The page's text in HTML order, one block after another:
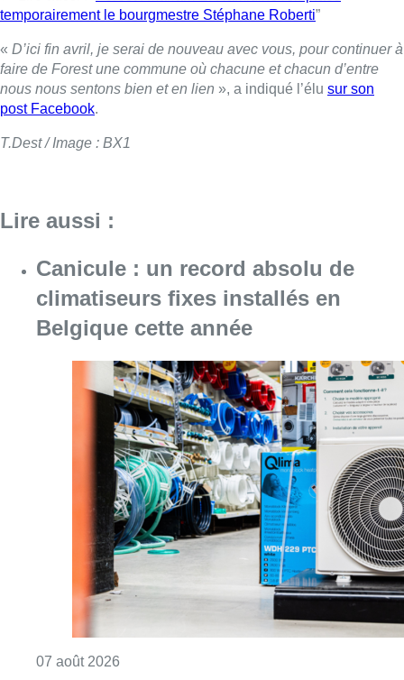
temporairement le bourgmestre Stéphane Roberti”
« D’ici fin avril, je serai de nouveau avec vous, pour continuer à
faire de Forest une commune où chacune et chacun d’entre
nous nous sentons bien et en lien », a indiqué l’élu sur son
post Facebook.
T.Dest / Image : BX1
Lire aussi :
Canicule : un record absolu de
climatiseurs fixes installés en
Belgique cette année
07 août 2026